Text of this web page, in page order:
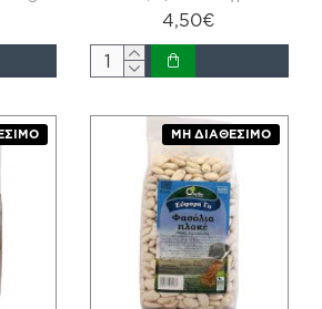
4,50€
ΜΗ ΔΙΑΘΈΣΙΜΟ